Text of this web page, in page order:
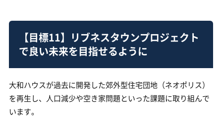
【目標11】リブネスタウンプロジェクト
で良い未来を目指せるように
大和ハウスが過去に開発した郊外型住宅団地（ネオポリス）
を再生し、人口減少や空き家問題といった課題に取り組んで
います。